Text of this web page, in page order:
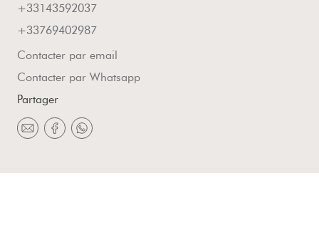
+33143592037
+33769402987
Contacter par email
Contacter par Whatsapp
Partager